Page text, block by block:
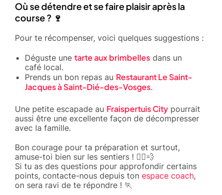
Où se détendre et se faire plaisir après la
course ? 🍷
Pour te récompenser, voici quelques suggestions :
Déguste une tarte aux brimbelles dans un
café local.
Prends un bon repas au Restaurant Le Saint-
Jacques à Saint-Dié-des-Vosges.
Une petite escapade au Fraispertuis City pourrait
aussi être une excellente façon de décompresser
avec la famille.
Bon courage pour ta préparation et surtout,
amuse-toi bien sur les sentiers ! 🏃‍♂️💨
Si tu as des questions pour approfondir certains
points, contacte-nous depuis ton espace coach,
on sera ravi de te répondre ! 🏃